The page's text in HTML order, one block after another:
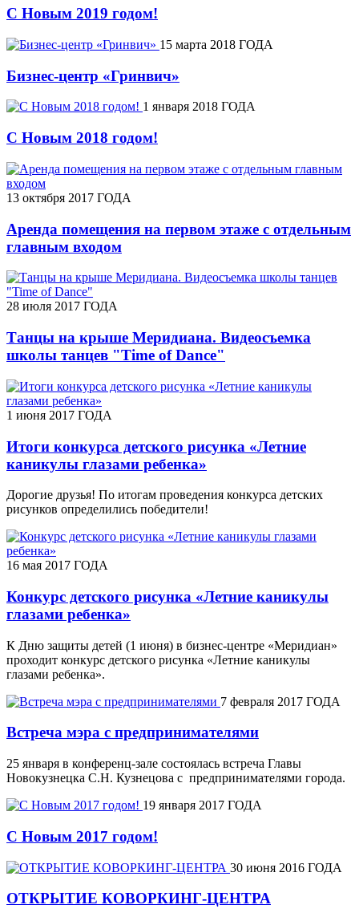
С Новым 2019 годом!
15 марта 2018 ГОДА
Бизнес-центр «Гринвич»
1 января 2018 ГОДА
С Новым 2018 годом!
13 октября 2017 ГОДА
Аренда помещения на первом этаже с отдельным
главным входом
28 июля 2017 ГОДА
Танцы на крыше Меридиана. Видеосъемка
школы танцев "Time of Dance"
1 июня 2017 ГОДА
Итоги конкурса детского рисунка «Летние
каникулы глазами ребенка»
Дорогие друзья! По итогам проведения конкурса детских
рисунков определились победители!
16 мая 2017 ГОДА
Конкурс детского рисунка «Летние каникулы
глазами ребенка»
К Дню защиты детей (1 июня) в бизнес-центре «Меридиан»
проходит конкурс детского рисунка «Летние каникулы
глазами ребенка».
7 февраля 2017 ГОДА
Встреча мэра с предпринимателями
25 января в конференц-зале состоялась встреча Главы
Новокузнецка С.Н. Кузнецова с предпринимателями города.
19 января 2017 ГОДА
С Новым 2017 годом!
30 июня 2016 ГОДА
ОТКРЫТИЕ КОВОРКИНГ-ЦЕНТРА